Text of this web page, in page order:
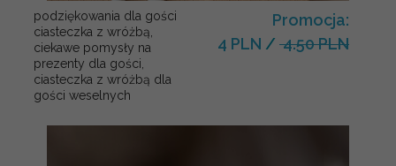
podziękowania dla gości
ciasteczka z wróżbą,
ciekawe pomysły na
prezenty dla gości,
ciasteczka z wróżbą dla
gości weselnych
Promocja:
4 PLN / 4.50 PLN